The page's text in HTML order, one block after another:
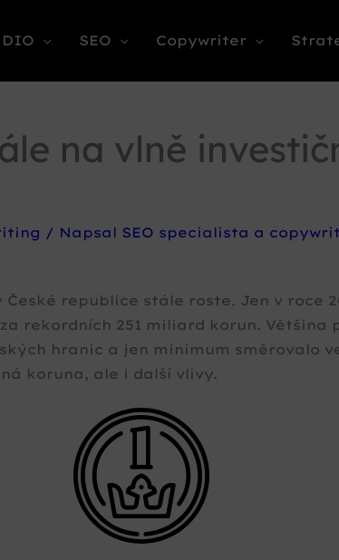
DIO SEO Copywriter
na vlně
/ Napsal SEO specialista a
republice stále roste. Jen v roce
rekordních 251 miliard korun. Většina
hranic a jen minimum směrovalo
koruna, ale i další vlivy.